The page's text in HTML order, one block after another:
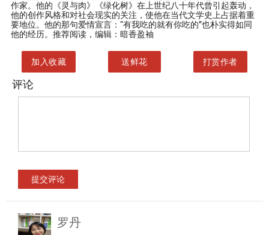
作家。他的《灵与肉》《绿化树》在上世纪八十年代曾引起轰动，
他的创作风格和对社会现实的关注，使他在当代文学史上占据着重
要地位。他的那句爱情宣言：“有我吃的就有你吃的”也朴实得如同
他的经历。推荐阅读，编辑：暗香盈袖
加入收藏 送鲜花 打赏作者
评论
罗丹